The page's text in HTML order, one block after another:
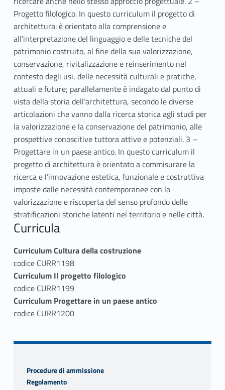
Progetto filologico. In questo curriculum il progetto di
architettura: è orientato alla comprensione e
all’interpretazione del linguaggio e delle tecniche del
patrimonio costruito, al fine della sua valorizzazione,
conservazione, rivitalizzazione e reinserimento nel
contesto degli usi, delle necessità culturali e pratiche,
attuali e future; parallelamente è indagato dal punto di
vista della storia dell’architettura, secondo le diverse
articolazioni che vanno dalla ricerca storica agli studi per
la valorizzazione e la conservazione del patrimonio, alle
prospettive conoscitive tuttora attive e potenziali. 3 –
Progettare in un paese antico. In questo curriculum il
progetto di architettura è orientato a commisurare la
ricerca e l’innovazione estetica, funzionale e costruttiva
imposte dalle necessità contemporanee con la
valorizzazione e riscoperta del senso profondo delle
stratificazioni storiche latenti nel territorio e nelle città.
Skip back to navigation
Curricula
Curriculum Cultura della costruzione
codice CURR1198
Curriculum Il progetto filologico
codice CURR1199
Curriculum Progettare in un paese antico
codice CURR1200
Procedure di ammissione
Regolamento